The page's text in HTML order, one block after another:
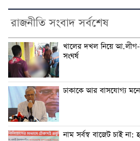
রাজনীতি সংবাদ সর্বশেষ
খালের দখল নিয়ে আ.লীগ-
সংঘর্ষ
ঢাকাকে আর বাসযোগ্য
নাম সর্বস্ব বাজেট চাই না: